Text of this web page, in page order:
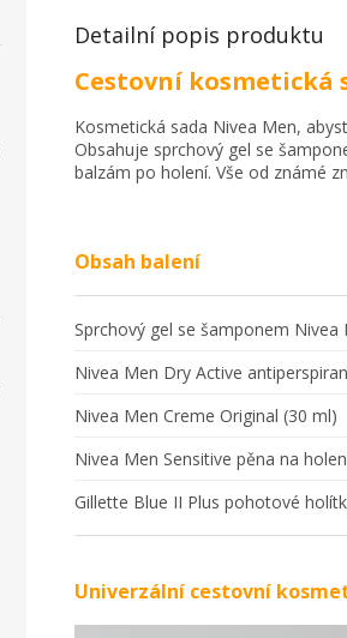
Detailní popis produktu
Cestovní kosmetická
Kosmetická sada Nivea Men,
Obsahuje sprchový gel se
balzám po holení. Vše od známé
Obsah balení
Sprchový gel se šamponem Nivea
Nivea Men Dry Active
Nivea Men Creme Original (30 ml)
Nivea Men Sensitive pěna na
Gillette Blue II Plus pohotové
Univerzální cestovní